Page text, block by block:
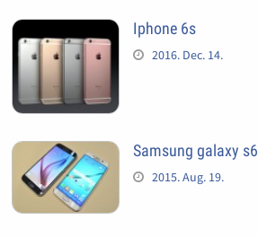
Iphone 6s
2016. Dec. 14.
Samsung galaxy s6
2015. Aug. 19.